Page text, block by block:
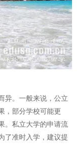
异。一般来说，公立
，部分学校可能更
。私立大学的申请流
了准时入学，建议提